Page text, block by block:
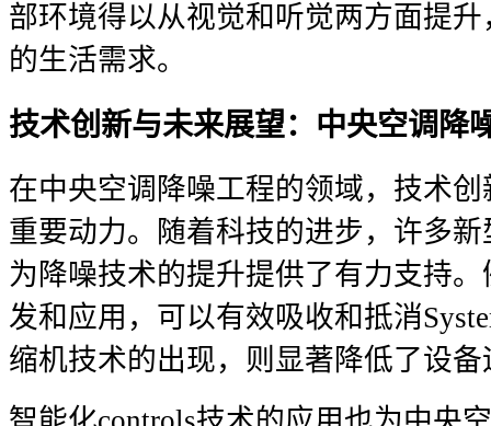
部环境得以从视觉和听觉两方面提
的生活需求。
技术创新与未来展望：中央空调降
在中央空调降噪工程的领域，技术
重要动力。随着科技的进步，许多
为降噪技术的提升提供了有力支持
发和应用，可以有效吸收和抵消
缩机技术的出现，则显著降低了设